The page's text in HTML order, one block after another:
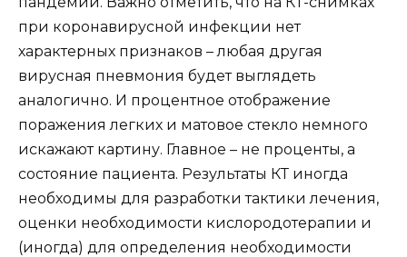
при коронавирусной инфекции нет
характерных признаков – любая другая
вирусная пневмония будет выглядеть
аналогично. И процентное отображение
поражения легких и матовое стекло немного
искажают картину. Главное – не проценты, а
состояние пациента. Результаты КТ иногда
необходимы для разработки тактики лечения,
оценки необходимости кислородотерапии и
(иногда) для определения необходимости